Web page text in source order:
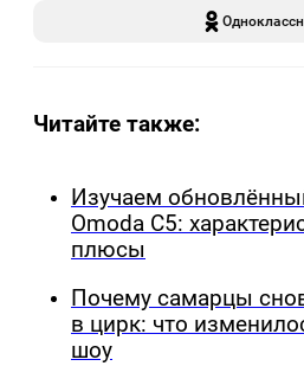
Читайте также:
Изучаем
Omoda C5:
плюсы
Почему самарцы
в цирк: что
шоу